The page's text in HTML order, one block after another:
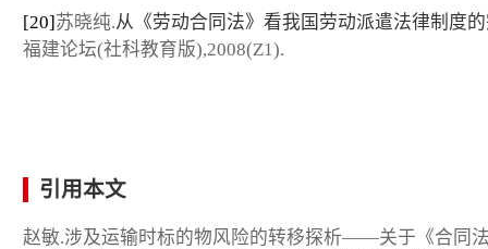
[20]苏晓纯.从《劳动合同法》看我国劳动派遣法律制度
福建论坛(社科教育版),2008(Z1).
引用本文
赵敏.涉及运输时标的物风险的转移探析——关于《合同